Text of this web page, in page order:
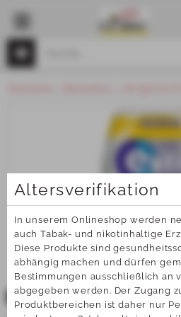
TOP
Altersverifikation
In unserem Onlineshop werden
auch Tabak- und nikotinhaltige
Diese Produkte sind
abhängig machen und dürfen
Bestimmungen ausschließlich an
abgegeben werden. Der Zugang
Produktbereichen ist daher nur